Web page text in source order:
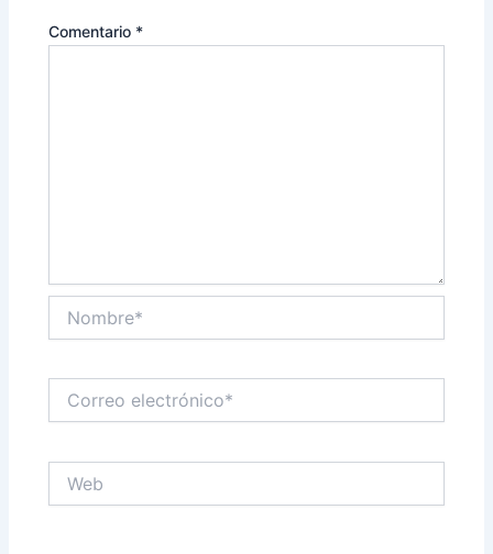
Comentario *
electrónico*